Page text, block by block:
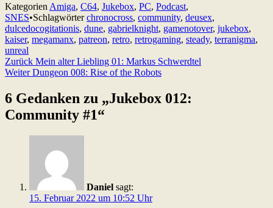
Kategorien Amiga, C64, Jukebox, PC, Podcast,
SNES•Schlagwörterchronocross, community, deusex,
dulcedocogitationis, dune, gabrielknight, gamenotover, jukebox,
kaiser, megamanx, patreon, retro, retrogaming, steady, terranigma,
unreal
Beitragsnavigation
Zurück Mein alter Liebling 01: Markus Schwerdtel
Weiter Dungeon 008: Rise of the Robots
6 Gedanken zu „Jukebox 012:
Community #1“
Daniel sagt:
15. Februar 2022 um 10:52 Uhr